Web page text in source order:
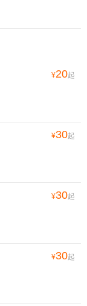
¥20起
¥30起
¥30起
¥30起